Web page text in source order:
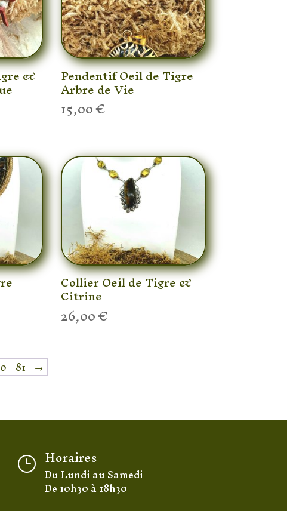
& Pendentif Oeil de Tigre
Arbre de Vie
15,00€
Collier Oeil de Tigre &
Citrine
26,00€
81 →
} Horaires
Du Lundi au Samedi
De 10h30 à 18h30